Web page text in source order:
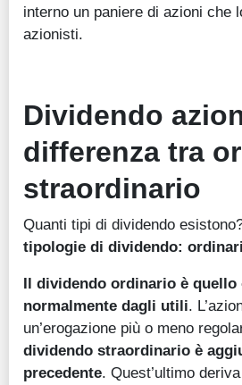
interno un paniere di azioni che
azionisti.
Dividendo
differenza tra
straordinario
Quanti tipi di dividendo
tipologie di dividendo:
Il dividendo ordinario è quello
normalmente dagli utili.
un’erogazione più o meno
dividendo straordinario è
precedente. Quest’ultimo